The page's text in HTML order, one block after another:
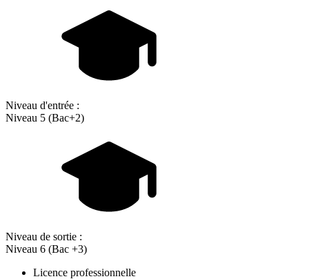
Niveau d'entrée :
Niveau 5 (Bac+2)
Niveau de sortie :
Niveau 6 (Bac +3)
Licence professionnelle